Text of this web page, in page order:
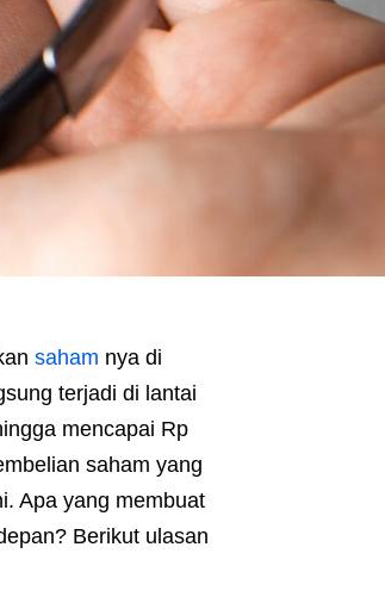
saham nya di
terjadi di lantai
mencapai Rp
saham yang
Apa yang membuat
Berikut ulasan